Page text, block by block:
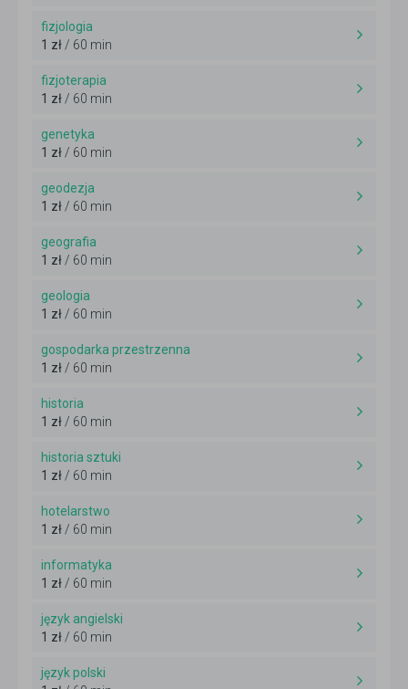
fizjologia
1 zł/ 60 min
fizjoterapia
1 zł/ 60 min
genetyka
1 zł/ 60 min
geodezja
1 zł/ 60 min
geografia
1 zł/ 60 min
geologia
1 zł/ 60 min
gospodarka przestrzenna
1 zł/ 60 min
historia
1 zł/ 60 min
historia sztuki
1 zł/ 60 min
hotelarstwo
1 zł/ 60 min
informatyka
1 zł/ 60 min
język angielski
1 zł/ 60 min
język polski